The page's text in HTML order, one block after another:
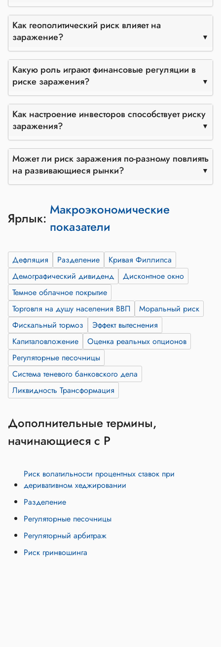
Как геополитический риск влияет на
заражение?
Какую роль играют финансовые регуляции в
риске заражения?
Как настроение инвесторов способствует риску
заражения?
Может ли риск заражения по-разному повлиять
на развивающиеся рынки?
Ярлык: Макроэкономические
показатели
Дефляция Разделение
Кривая Филлипса
Демографический дивиденд
Дисконтное окно
Темное облачное покрытие
Торговля на душу населения ВВП
Моральный риск
Фискальный тормоз
Эффект вытеснения
Капиталовложение
Оценка реальных опционов
Регуляторные песочницы
Система теневого банковского дела
Ликвидность Трансформация
Дополнительные термины,
начинающиеся с Р
Риск волатильности процентных ставок при
деривативном хеджировании
Разделение
Регуляторные песочницы
Регуляторный арбитраж
Риск гринвошинга